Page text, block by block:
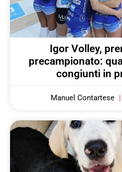
Igor Volley,
precampionato:
congiunti in
Manuel Contartese